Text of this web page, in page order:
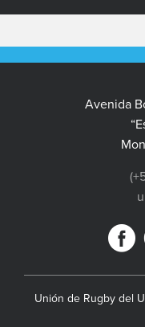
Avenida
Unión de Rugby del